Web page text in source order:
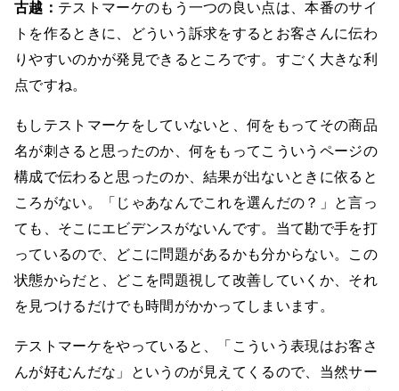
古越： テストマーケのもう一つの良い点は、本番のサイ
トを作るときに、どういう訴求をするとお客さんに伝わ
りやすいのかが発見できるところです。すごく大きな利
点ですね。
もしテストマーケをしていないと、何をもってその商品
名が刺さると思ったのか、何をもってこういうページの
構成で伝わると思ったのか、結果が出ないときに依ると
ころがない。「じゃあなんでこれを選んだの？」と言っ
ても、そこにエビデンスがないんです。当て勘で手を打
っているので、どこに問題があるかも分からない。この
状態からだと、どこを問題視して改善していくか、それ
を見つけるだけでも時間がかかってしまいます。
テストマーケをやっていると、「こういう表現はお客さ
んが好むんだな」というのが見えてくるので、当然サー